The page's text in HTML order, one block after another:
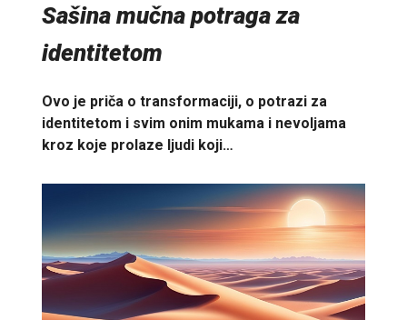
Sašina mučna potraga za
identitetom
Ovo je priča o transformaciji, o potrazi za
identitetom i svim onim mukama i nevoljama
kroz koje prolaze ljudi koji…